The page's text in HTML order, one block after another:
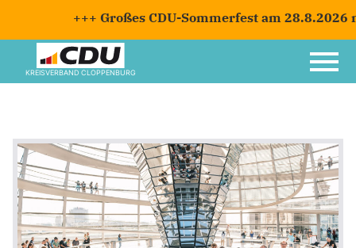
+++ Großes CDU-Sommerfest am 28.8.2026
KREISVERBAND CLOPPENBURG